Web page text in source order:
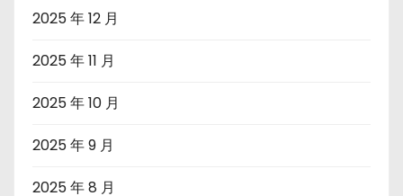
2025 年 12 月
2025 年 11 月
2025 年 10 月
2025 年 9 月
2025 年 8 月